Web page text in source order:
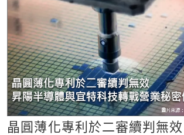
晶圓薄化專利於二審續判無